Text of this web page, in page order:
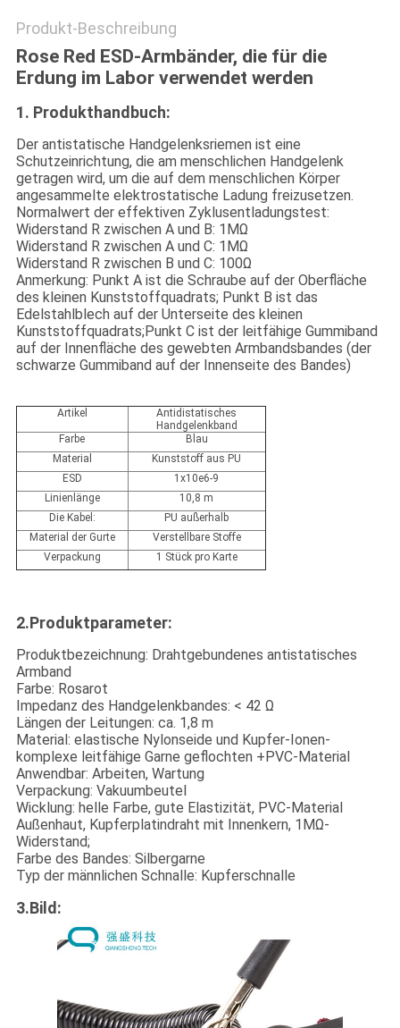
Produkt-Beschreibung
Rose Red ESD-Armbänder, die für die
Erdung im Labor verwendet werden
1. Produkthandbuch:
Der antistatische Handgelenksriemen ist eine
Schutzeinrichtung, die am menschlichen Handgelenk
getragen wird, um die auf dem menschlichen Körper
angesammelte elektrostatische Ladung freizusetzen.
Normalwert der effektiven Zyklusentladungstest:
Widerstand R zwischen A und B: 1MΩ
Widerstand R zwischen A und C: 1MΩ
Widerstand R zwischen B und C: 100Ω
Anmerkung: Punkt A ist die Schraube auf der Oberfläche
des kleinen Kunststoffquadrats; Punkt B ist das
Edelstahlblech auf der Unterseite des kleinen
Kunststoffquadrats;Punkt C ist der leitfähige Gummiband
auf der Innenfläche des gewebten Armbandsbandes (der
schwarze Gummiband auf der Innenseite des Bandes)
Artikel
Antidistatisches
Handgelenkband
Farbe
Blau
Material
Kunststoff aus PU
ESD
1x10e6-9
Linienlänge
10,8 m
Die Kabel:
PU außerhalb
Material der Gurte
Verstellbare Stoffe
Verpackung
1 Stück pro Karte
2.Produktparameter:
Produktbezeichnung: Drahtgebundenes antistatisches
Armband
Farbe: Rosarot
Impedanz des Handgelenkbandes: < 42 Ω
Längen der Leitungen: ca. 1,8 m
Material: elastische Nylonseide und Kupfer-Ionen-
komplexe leitfähige Garne geflochten +PVC-Material
Anwendbar: Arbeiten, Wartung
Verpackung: Vakuumbeutel
Wicklung: helle Farbe, gute Elastizität, PVC-Material
Außenhaut, Kupferplatindraht mit Innenkern, 1MΩ-
Widerstand;
Farbe des Bandes: Silbergarne
Typ der männlichen Schnalle: Kupferschnalle
3.Bild: